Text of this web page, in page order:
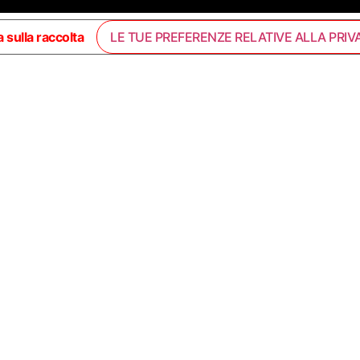
sulla raccolta LE TUE PREFERENZE RELATIVE ALLA